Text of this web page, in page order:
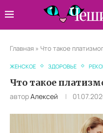
Главная » Что такое
ЖЕНСКОЕ ЗДОРОВЬЕ
Что такое
авторАлексей